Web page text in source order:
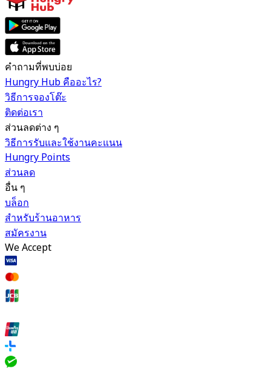
คำถามที่พบบ่อย
Hungry Hub คืออะไร?
วิธีการจองโต๊ะ
ติดต่อเรา
ส่วนลดต่าง ๆ
วิธีการรับและใช้งานคะแนน
Hungry Points
ส่วนลด
อื่น ๆ
บล็อก
สำหรับร้านอาหาร
สมัครงาน
We Accept